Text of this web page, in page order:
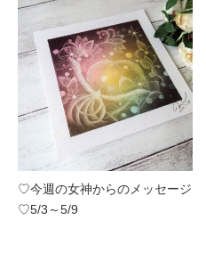
♡今週の女神からのメッセージ
♡5/3～5/9